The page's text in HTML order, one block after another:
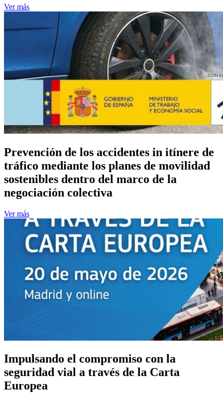
Ver más
Prevención de los accidentes in itínere de
tráfico mediante los planes de movilidad
sostenibles dentro del marco de la
negociación colectiva
Ver más
Impulsando el compromiso con la
seguridad vial a través de la Carta
Europea